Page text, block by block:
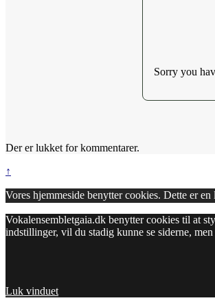
Sorry you
Der er lukket for kommentarer.
↑
Vores hjemmeside benytter cookies. Dette er
Vokalensembletgaia.dk benytter cookies til at
indstillinger, vil du stadig kunne se siderne,
Luk vinduet